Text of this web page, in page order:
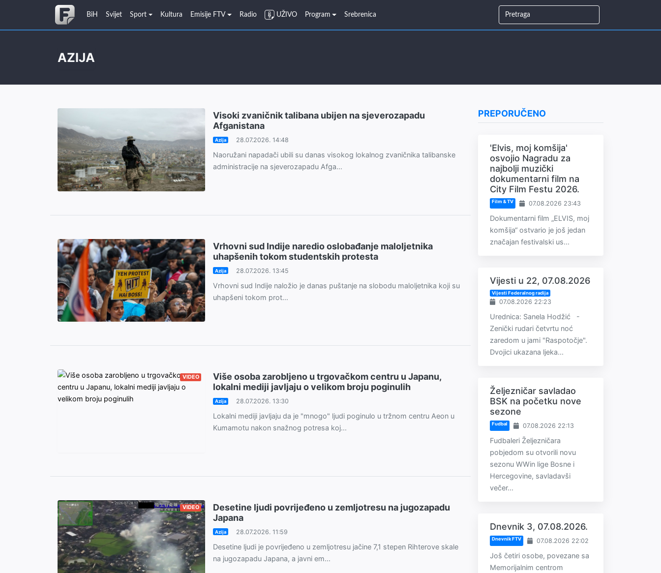
BiH Svijet Sport Kultura Emisije FTV Radio UŽIVO Program Srebrenica
AZIJA
Visoki zvaničnik talibana ubijen na sjeverozapadu
Afganistana
Azija 28.07.2026. 14:48
Naoružani napadači ubili su danas visokog lokalnog zvaničnika talibanske
administracije na sjeverozapadu Afga...
Vrhovni sud Indije naredio oslobađanje maloljetnika
uhapšenih tokom studentskih protesta
Azija 28.07.2026. 13:45
Vrhovni sud Indije naložio je danas puštanje na slobodu maloljetnika koji su
uhapšeni tokom prot...
VIDEO
Više osoba zarobljeno u trgovačkom centru u Japanu,
lokalni mediji javljaju o velikom broju poginulih
Azija 28.07.2026. 13:30
Lokalni mediji javljaju da je "mnogo" ljudi poginulo u tržnom centru Aeon u
Kumamotu nakon snažnog potresa koj...
VIDEO
Desetine ljudi povrijeđeno u zemljotresu na jugozapadu
Japana
Azija 28.07.2026. 11:59
Desetine ljudi je povrijeđeno u zemljotresu jačine 7,1 stepen Rihterove skale
na jugozapadu Japana, a javni em...
PREPORUČENO
'Elvis, moj komšija'
osvojio Nagradu za
najbolji muzički
dokumentarni film na
City Film Festu 2026.
Film & TV 07.08.2026 23:43
Dokumentarni film „ELVIS, moj
komšija“ ostvario je još jedan
značajan festivalski us...
Vijesti u 22, 07.08.2026
Vijesti Federalnog radija
07.08.2026 22:23
Urednica: Sanela Hodžić -
Zenički rudari četvrtu noć
zaredom u jami "Raspotočje".
Dvojici ukazana ljeka...
Željezničar savladao
BSK na početku nove
sezone
Fudbal 07.08.2026 22:13
Fudbaleri Željezničara
pobjedom su otvorili novu
sezonu WWin lige Bosne i
Hercegovine, savladavši
večer...
Dnevnik 3, 07.08.2026.
Dnevnik FTV 07.08.2026 22:02
Još četiri osobe, povezane sa
Memorijalnim centrom